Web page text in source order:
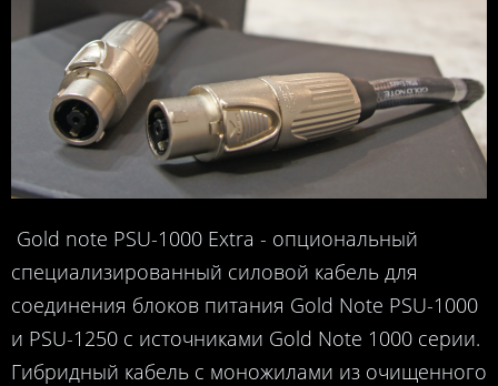
Gold note PSU-1000 Extra - опциональный
специализированный силовой кабель для
соединения блоков питания Gold Note PSU-1000
и PSU-1250 с источниками Gold Note 1000 серии.
Гибридный кабель с моножилами из очищенного